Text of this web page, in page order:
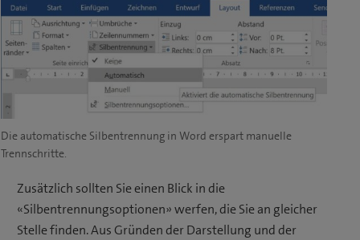
Die automatische Silbentrennung in Word erspart manuelle
Trennschritte.
Zusätzlich sollten Sie einen Blick in die
«Silbentrennungsoptionen» werfen, die Sie an gleicher
Stelle finden. Aus Gründen der Darstellung und der